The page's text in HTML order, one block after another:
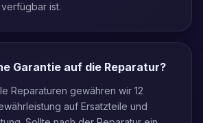
ist.
Garantie auf die Reparatur?
Reparaturen gewähren wir 12
auf Ersatzteile und